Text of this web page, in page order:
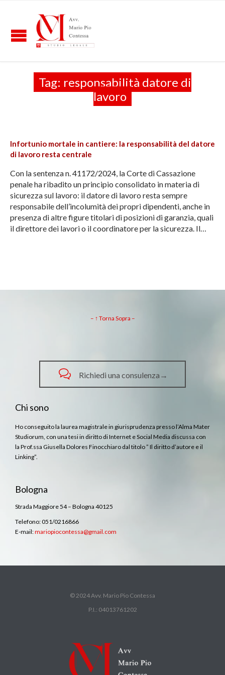
Tag: responsabilità datore di
lavoro
Infortunio mortale in cantiere: la responsabilità del datore
di lavoro resta centrale
Con la sentenza n. 41172/2024, la Corte di Cassazione
penale ha ribadito un principio consolidato in materia di
sicurezza sul lavoro: il datore di lavoro resta sempre
responsabile dell’incolumità dei propri dipendenti, anche in
presenza di altre figure titolari di posizioni di garanzia, quali
il direttore dei lavori o il coordinatore per la sicurezza. Il…
– ↑ Torna Sopra –
 Richiedi una consulenza→
Chi sono
Ho conseguito la laurea magistrale in giurisprudenza presso l’Alma Mater
Studiorum, con una tesi in diritto di Internet e Social Media discussa con
la Prof.ssa Giusella Dolores Finocchiaro dal titolo ” Il diritto d’autore e il
Linking”.
Bologna
Strada Maggiore 54 – Bologna 40125
Telefono: 051/0216866
E-mail:mariopiocontessa@gmail.com
© 2024 Avv. Mario Pio Contessa
P.I.: 04013761202